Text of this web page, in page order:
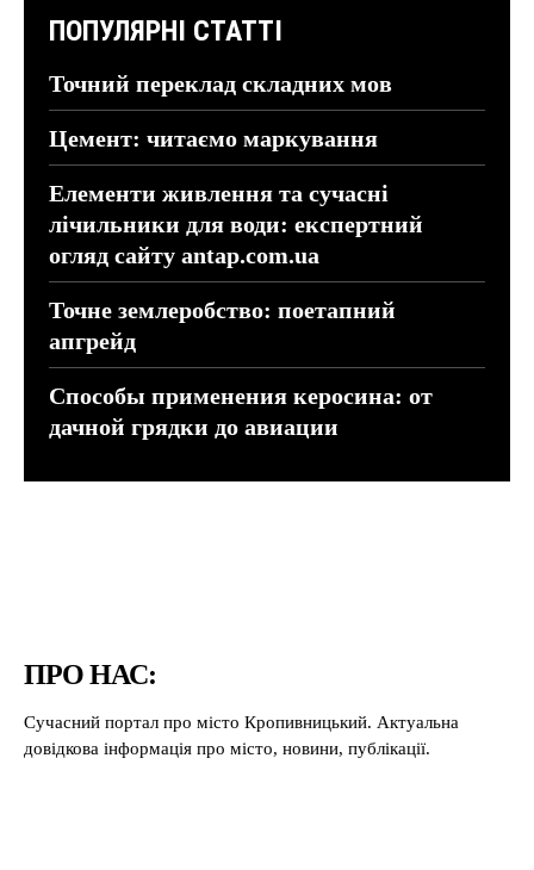
ПОПУЛЯРНІ СТАТТІ
Точний переклад складних мов
Цемент: читаємо маркування
Елементи живлення та сучасні
лічильники для води: експертний
огляд сайту antap.com.ua
Точне землеробство: поетапний
апгрейд
Способы применения керосина: от
дачной грядки до авиации
ПРО НАС:
Сучасний портал про місто Кропивницький. Актуальна
довідкова інформація про місто, новини, публікації.